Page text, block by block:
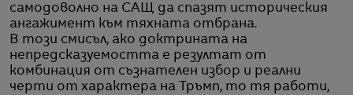
самодоволно на САЩ да спазят историческия
ангажимент към тяхната отбрана.
В този смисъл, ако доктрината на
непредсказуемостта е резултат от
комбинация от съзнателен избор и реални
черти от характера на Тръмп, то тя работи,